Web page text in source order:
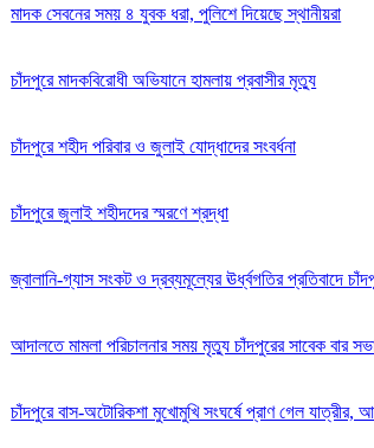
মাদক সেবনের সময় ৪ যুবক ধরা, পুলিশে দিয়েছে স্থানীয়রা
চাঁদপুরে মাদকবিরোধী অভিযানে হামলায় প্রবাসীর মৃত্যু
চাঁদপুরে শহীদ পরিবার ও জুলাই যোদ্ধাদের সংবর্ধনা
চাঁদপুরে জুলাই শহীদদের স্মরণে শ্রদ্ধা
জ্বালানি-গ্যাস সংকট ও দ্রব্যমূল্যের ঊর্ধ্বগতির প্রতিবাদে
আদালতে মামলা পরিচালনার সময় মৃত্যু চাঁদপুরের সাবেক বার
চাঁদপুরে বাস-অটোরিকশা মুখোমুখি সংঘর্ষে প্রাণ গেল যাত্রীর,